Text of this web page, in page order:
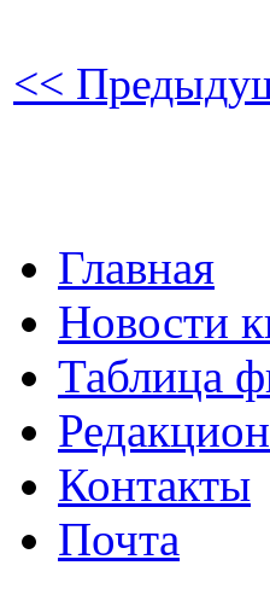
<<
Главная
Новости
Таблица
Контакты
Почта